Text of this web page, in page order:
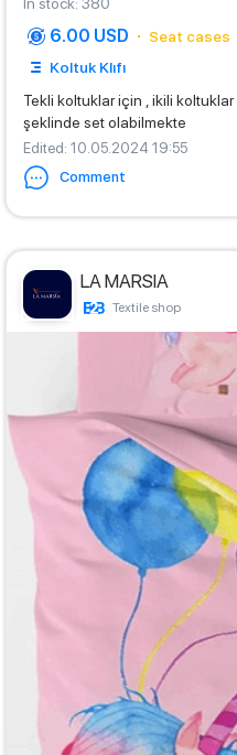
6.00 USD
Seat cases
Koltuk KIıfı
Tekli koltuklar için , ikili
şeklinde set olabilmekte
Edited: 10.05.2024 19:55
Comment
LA MARSIA
Textile shop